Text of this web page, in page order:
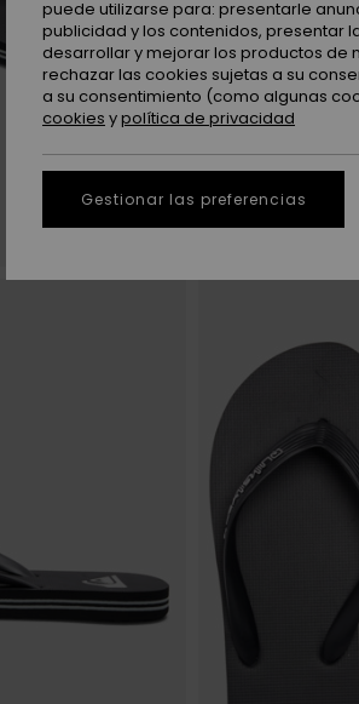
puede utilizarse para: presentarle
publicidad y los contenidos, presentar
desarrollar y mejorar los productos de
rechazar las cookies sujetas a su
a su consentimiento (como algunas
cookies ypolítica de privacidad
Gestionar las preferencias